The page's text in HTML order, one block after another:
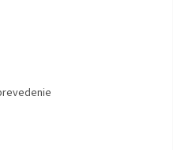
je 5 z 5 hviezdičiek.
je 5 z 5 hviezdičiek.